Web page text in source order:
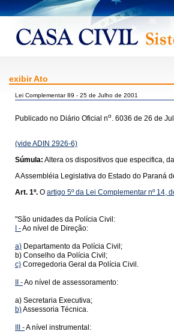
exibir Ato
Lei Complementar 89 - 25 de Julho de 2001
Publicado no Diário Oficial no. 6036 de 26 de
(vide ADIN 2926-6)
Súmula: Altera os dispositivos que especifica,
A Assembléia Legislativa do Estado do Paraná
Art. 1º. O artigo 5º da Lei Complementar nº 14,
"São unidades da Polícia Civil:
I -Ao nível de Direção:
a) Departamento da Polícia Civil;
b) Conselho da Polícia Civil;
c) Corregedoria Geral da Polícia Civil.
II -Ao nível de assessoramento:
a) Secretaria Executiva;
b)Assessoria Técnica.
III -A nível instrumental: